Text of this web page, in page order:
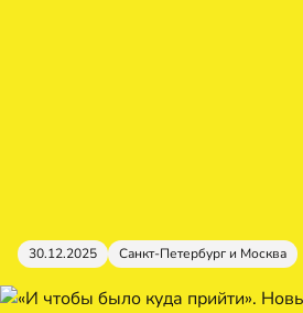
30.12.2025 Санкт-Петербург и Москва